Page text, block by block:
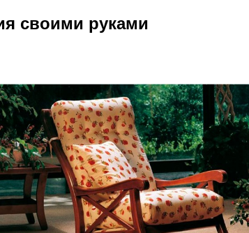
своими руками